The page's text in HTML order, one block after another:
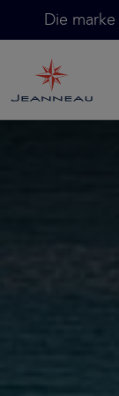
Die marke